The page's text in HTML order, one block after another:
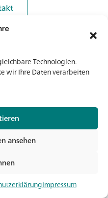
Technologien.
wir Ihre Daten verarbeiten
ansehen
Impressum
AG